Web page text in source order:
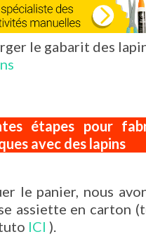
le gabarit des
étapes pour
avec des lapins
le panier, nous
assiette en carton
ICI ).